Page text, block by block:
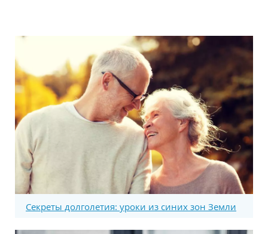
Секреты долголетия: уроки из синих зон Земли